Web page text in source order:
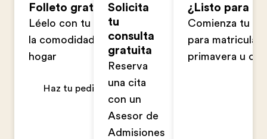
Folleto gratuito
Léelo con tu familia en
la comodidad de tu
hogar
Haz tu pedido ahora
Solicita
tu
consulta
gratuita
Reserva
una cita
con un
Asesor de
Admisiones
¿Listo para
Comienza tu
para
primavera u